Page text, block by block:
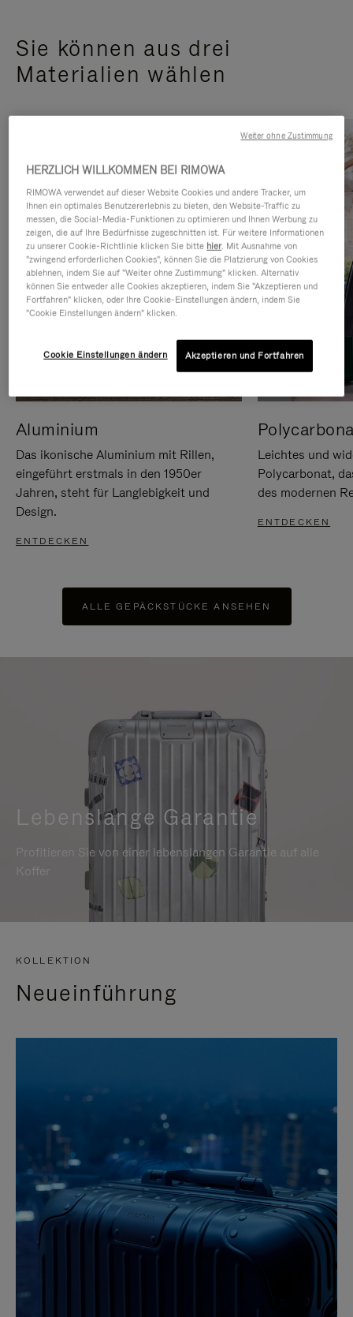
Sie können aus drei
Materialien wählen
Aluminium
Das ikonische Aluminium mit Rillen,
eingeführt erstmals in den 1950er
Jahren, steht für Langlebigkeit und
Design.
ENTDECKEN
Leichtes und
Polycarbonat,
des modernen
ENTDECKEN
ALLE GEPÄCKSTÜCKE ANSEHEN
Lebenslange Garantie
Profitieren Sie von einer lebenslangen Garantie auf alle
Koffer
KOLLEKTION
Neueinführung
HERZLICH WILLKOMMEN BEI RIMOWA
RIMOWA verwendet auf dieser Website Cookies und andere Tracker, um
Ihnen ein optimales Benutzererlebnis zu bieten, den Website-Traffic zu
messen, die Social-Media-Funktionen zu optimieren und Ihnen Werbung zu
zeigen, die auf Ihre Bedürfnisse zugeschnitten ist. Für weitere Informationen
zu unserer Cookie-Richtlinie klicken Sie bitte hier. Mit Ausnahme von
"zwingend erforderlichen Cookies", können Sie die Platzierung von Cookies
ablehnen, indem Sie auf "Weiter ohne Zustimmung" klicken. Alternativ
können Sie entweder alle Cookies akzeptieren, indem Sie "Akzeptieren und
Fortfahren" klicken, oder Ihre Cookie-Einstellungen ändern, indem Sie
"Cookie Einstellungen ändern" klicken.
Cookie Einstellungen ändern Akzeptieren und Fortfahren
Weiter ohne Zustimmung